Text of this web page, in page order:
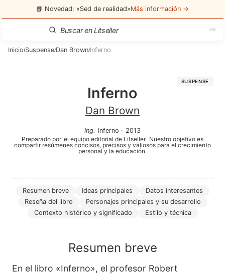
📘 Novedad: «Sed de realidad»Más información →
Inicio/Suspense/Dan Brown/Inferno
SUSPENSE
Inferno
Dan Brown
ing. Inferno · 2013
Preparado por el equipo editorial de Litseller. Nuestro objetivo es
compartir resúmenes concisos, precisos y valiosos para el crecimiento
personal y la educación.
Resumen breve Ideas principales
Datos interesantes
Reseña del libro
Personajes principales y su desarrollo
Contexto histórico y significado
Estilo y técnica
Resumen breve
En el libro «Inferno», el profesor Robert